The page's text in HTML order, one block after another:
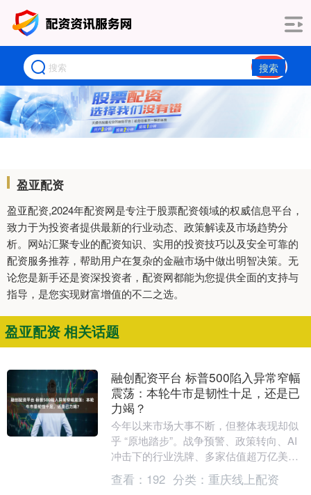
搜索
盈亚配资
盈亚配资,2024年配资网是专注于股票配资领域的权威信息平台，
致力于为投资者提供最新的行业动态、政策解读及市场趋势分
析。网站汇聚专业的配资知识、实用的投资技巧以及安全可靠的
配资服务推荐，帮助用户在复杂的金融市场中做出明智决策。无
论您是新手还是资深投资者，配资网都能为您提供全面的支持与
指导，是您实现财富增值的不二之选。
盈亚配资 相关话题
融创配资平台 标普500陷入异常窄幅
震荡：本轮牛市是韧性十足，还是已
力竭？
今年以来市场大事不断，但整体表现却似
乎 “原地踏步”。战争预警、政策转向、AI
冲击下的行业洗牌、多家估值超万亿美元
的未上市企业搅动公开市场 —— 事件频
发，但....
查看： 192 分类： 重庆线上配资